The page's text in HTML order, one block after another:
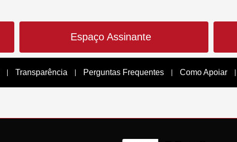
Espaço Assinante
Transparência Perguntas Frequentes Como Apoiar